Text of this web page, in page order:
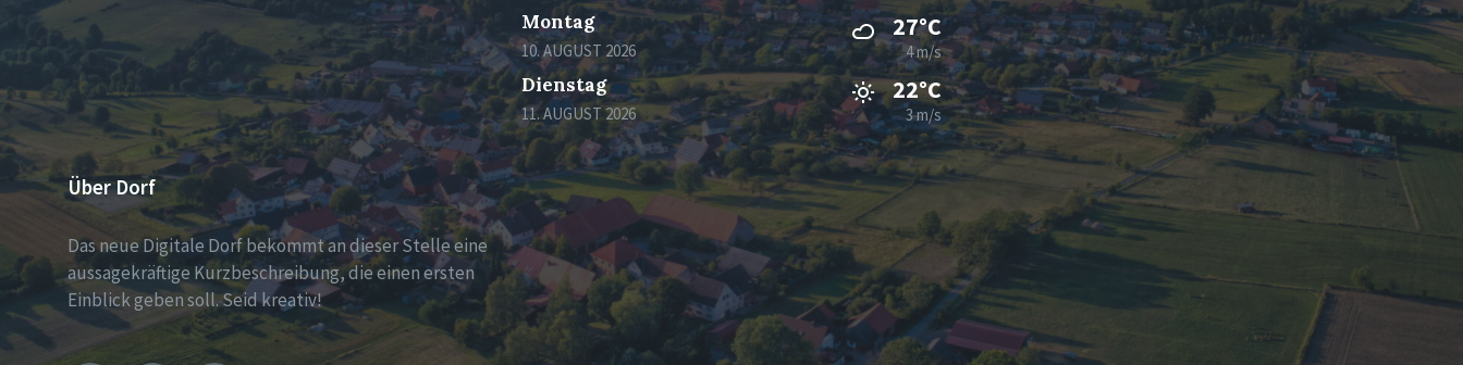
Montag
10. AUGUST 2026
27°C
4 m/s
Dienstag
11. AUGUST 2026
22°C
3 m/s
Über Dorf
Das neue Digitale Dorf bekommt an dieser Stelle eine
aussagekräftige Kurzbeschreibung, die einen ersten
Einblick geben soll. Seid kreativ!